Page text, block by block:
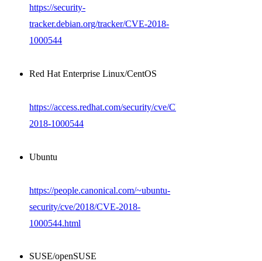
https://security-
tracker.debian.org/tracker/CVE-2018-
1000544
Red Hat Enterprise Linux/CentOS
https://access.redhat.com/security/cve/CVE-
2018-1000544
Ubuntu
https://people.canonical.com/~ubuntu-
security/cve/2018/CVE-2018-
1000544.html
SUSE/openSUSE